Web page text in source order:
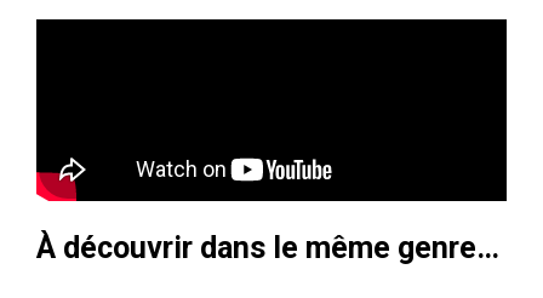
À découvrir dans le même genre…